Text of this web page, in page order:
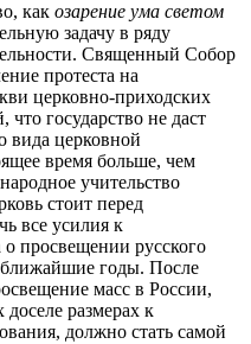
как озарение ума светом
задачу в ряду
Священный Собор
протеста на
церковно-приходских
государство не даст
вида церковной
время больше, чем
учительство
стоит перед
все усилия к
просвещении русского
ближайшие годы. После
масс в России,
размерах к
должно стать самой